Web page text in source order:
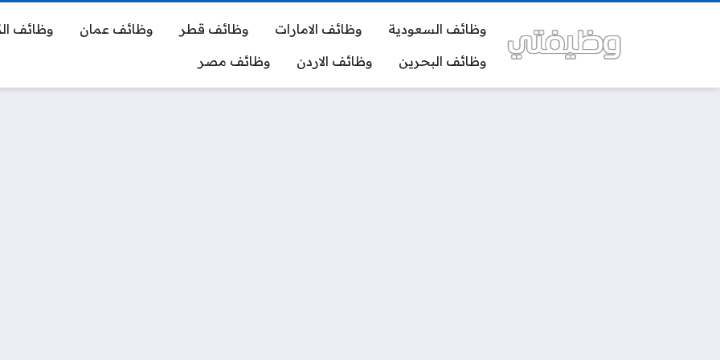
وظائف السعودية وظائف الامارات وظائف قطر وظائف عمان
وظائف
وظائف البحرين
وظائف الاردن وظائف مصر